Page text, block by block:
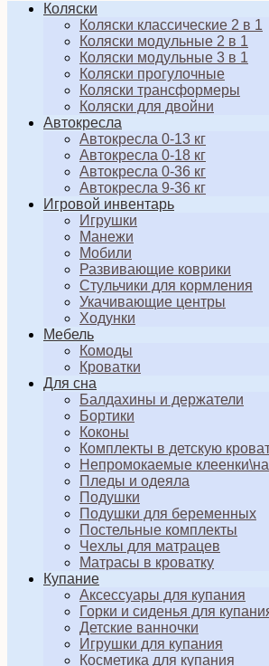
Коляски
Коляски классические 2 в 1
Коляски модульные 2 в 1
Коляски модульные 3 в 1
Коляски прогулочные
Коляски трансформеры
Коляски для двойни
Автокресла
Автокресла 0-13 кг
Автокресла 0-18 кг
Автокресла 0-36 кг
Автокресла 9-36 кг
Игровой инвентарь
Игрушки
Манежи
Мобили
Развивающие коврики
Стульчики для кормления
Укачивающие центры
Ходунки
Мебель
Комоды
Кроватки
Для сна
Балдахины и держатели
Бортики
Коконы
Комплекты в детскую
Непромокаемые
Пледы и одеяла
Подушки
Подушки для беременных
Постельные комплекты
Чехлы для матрацев
Матрасы в кроватку
Купание
Аксессуары для купания
Горки и сиденья для
Детские ванночки
Игрушки для купания
Косметика для купания